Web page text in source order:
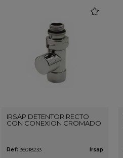
IRSAP DETENTOR RECTO
CON CONEXION CROMADO
Ref: 36018233 Irsap